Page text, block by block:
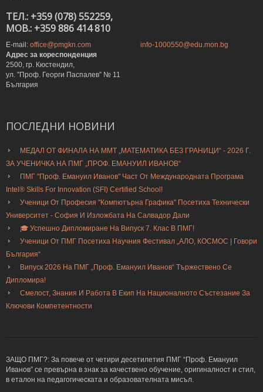
ТЕЛ.: +359 (078) 552259,
MOB.: +359 886 414 810
E-mail: office@pmgkn.com
info-1000550@edu.mon.bg
Адрес за кореспонденция
2500, гр. Кюстендил,
ул. ”Проф. Георги Паспалев” № 11
България
ПОСЛЕДНИ НОВИНИ
МЕДАЛ ОТ ФИНАЛА НА ММТ „МАТЕМАТИКА БЕЗ ГРАНИЦИ“ - 2026 Г.
ЗА УЧЕНИЧКА НА ПМГ „ПРОФ. ЕМАНУИЛ ИВАНОВ“
ПМГ "Проф. Емануил Иванов" Част От Международната Програма
Intel® Skills For Innovation (SFI) Certified School!
Ученици От Професия "Компютърна Графика" Посетиха Технически
Университет - София И Изложбата На Салвадор Дали
🎓 Успешно Дипломиране На Випуск 7. Клас В ПМГ!
Ученици От ПМГ Посетиха Научния Фестивал „АЛО, КОСМОС | Говори
България“
Випуск 2026 На ПМГ „Проф. Емануил Иванов“ Тържествено Се
Дипломира!
Смелост, Знания И Работа В Екип На Националното Състезание За
Ключови Компетентности
ЗАЩО ПМГ?: За повече от четири десетилетия ПМГ “Проф. Емануил
Иванов” се превърна в знак за качествено обучение, оригиналност и стил,
в еталон на педагогическата и образователната мисъл.